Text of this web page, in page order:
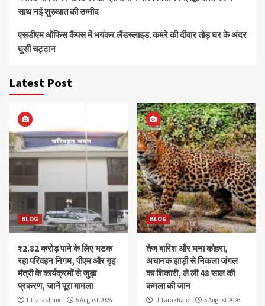
साथ नई शुरुआत की उम्मीद
एसडीएम ऑफिस कैंपस में भयंकर लैंडस्लाइड, कमरे की दीवार तोड़ घर के अंदर
घुसी चट्टान
Latest Post
BLOG
₹2.82 करोड़ पाने के लिए भटक
रहा परिवहन निगम, पीएम और गृह
मंत्री के कार्यक्रमों से जुड़ा
प्रकरण, जानें पूरा मामला
Uttarakhand
5 August 2026
BLOG
तेज बारिश और घना कोहरा,
अचानक झाड़ी से निकला जंगल
का शिकारी, ले ली 48 साल की
कमला की जान
Uttarakhand
5 August 2026